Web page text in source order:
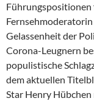
Gelassenheit der
Corona-Leugnern
populistische
dem aktuellen
Star Henry Hübchen